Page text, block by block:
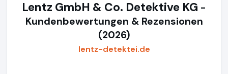
Lentz GmbH & Co. Detektive KG -
Kundenbewertungen & Rezensionen
(2026)
lentz-detektei.de